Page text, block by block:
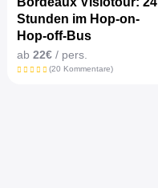
Stunden im Hop-on-
Hop-off-Bus
ab22€ / pers.
(20 Kommentare)